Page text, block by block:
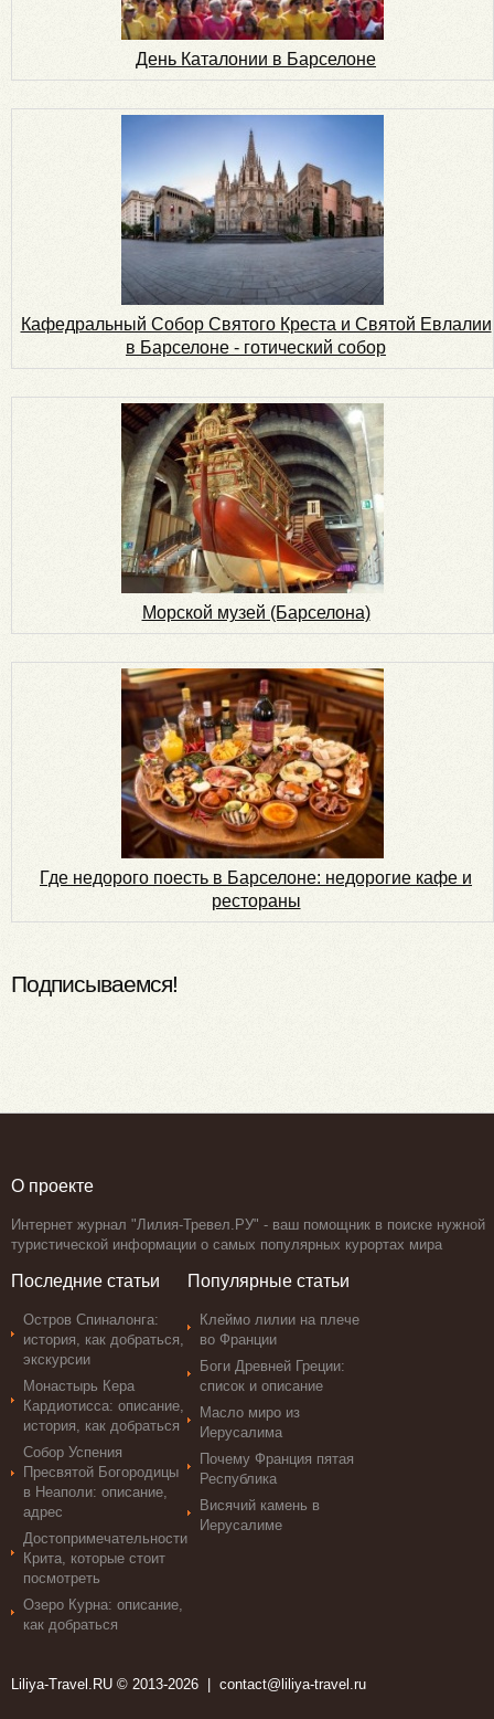
День Каталонии в Барселоне
Кафедральный Собор Святого Креста и Святой Евлалии
в Барселоне - готический собор
Морской музей (Барселона)
Где недорого поесть в Барселоне: недорогие кафе и
рестораны
Подписываемся!
О проекте
Интернет журнал "Лилия-Тревел.РУ" - ваш помощник в поиске нужной
туристической информации о самых популярных курортах мира
Последние статьи
Остров Спиналонга:
история, как добраться,
экскурсии
Монастырь Кера
Кардиотисса: описание,
история, как добраться
Собор Успения
Пресвятой Богородицы
в Неаполи: описание,
адрес
Достопримечательности
Крита, которые стоит
посмотреть
Озеро Курна: описание,
как добраться
Популярные статьи
Клеймо лилии на плече
во Франции
Боги Древней Греции:
список и описание
Масло миро из
Иерусалима
Почему Франция пятая
Республика
Висячий камень в
Иерусалиме
Liliya-Travel.RU © 2013-2026 | contact@liliya-travel.ru